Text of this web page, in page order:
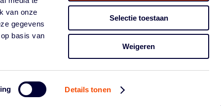
van onze
gegevens
basis van
Details tonen
Selectie toestaan
Weigeren